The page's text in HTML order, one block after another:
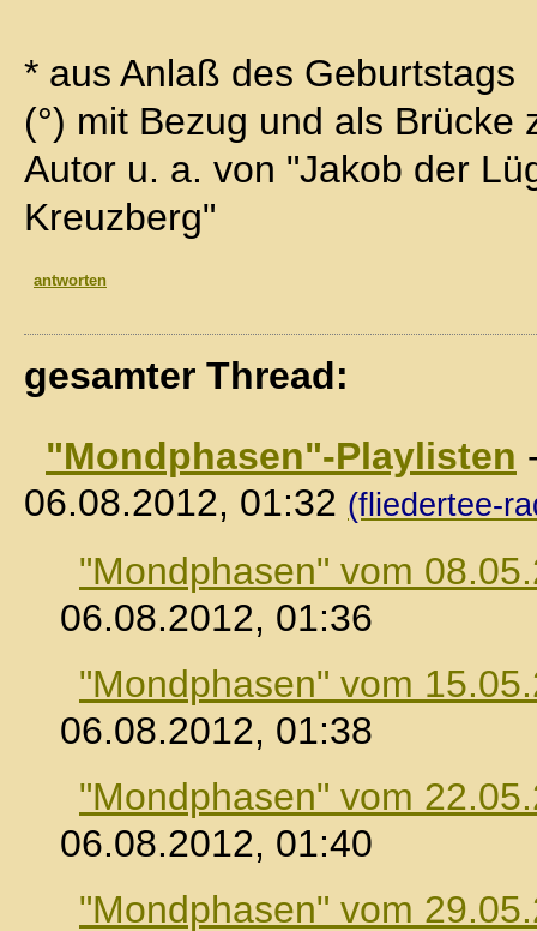
* aus Anlaß des Geburtstags
(°) mit Bezug und als Brücke
Autor u. a. von "Jakob der
Kreuzberg"
antworten
gesamter Thread:
"Mondphasen"-Playlisten
06.08.2012, 01:32 (fliedertee-
"Mondphasen" vom
06.08.2012, 01:36
"Mondphasen" vom
06.08.2012, 01:38
"Mondphasen" vom
06.08.2012, 01:40
"Mondphasen" vom